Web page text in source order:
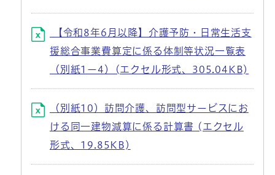
【令和8年6月以降】介護予防・日常生活支
援総合事業費算定に係る体制等状況一覧表
（別紙1ー4）(エクセル形式、305.04KB)
（別紙10）訪問介護、訪問型サービスにお
ける同一建物減算に係る計算書 (エクセル
形式、19.85KB)